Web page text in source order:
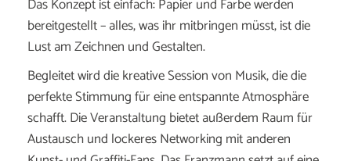
Das Konzept ist einfach: Papier und Farbe werden
bereitgestellt – alles, was ihr mitbringen müsst, ist die
Lust am Zeichnen und Gestalten.
Begleitet wird die kreative Session von Musik, die die
perfekte Stimmung für eine entspannte Atmosphäre
schafft. Die Veranstaltung bietet außerdem Raum für
Austausch und lockeres Networking mit anderen